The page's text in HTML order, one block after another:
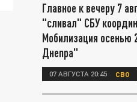
Главное к вечеру 7
"сливал" СБУ
Мобилизация осенью
Днепра"
07 АВГУСТА 20:45 СВО